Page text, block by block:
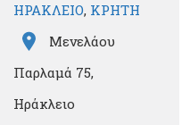
ΗΡΑΚΛΕΙΟ, ΚΡΗΤΗ
Μενελάου
Παρλαμά 75,
Ηράκλειο